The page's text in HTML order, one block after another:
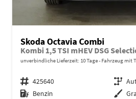
Skoda Octavia Combi
Kombi 1,5 TSI mHEV DSG
unverbindliche Lieferzeit: 10 Tage Fahrzeug mit
Fahrzeugnr. 425640 Getriebe
Kraftstoff Benzin Außenfarbe